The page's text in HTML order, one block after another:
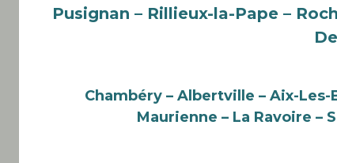
Pusignan – Rillieux-la-Pape –
Chambéry – Albertville – Aix-
Maurienne – La Ravoire –